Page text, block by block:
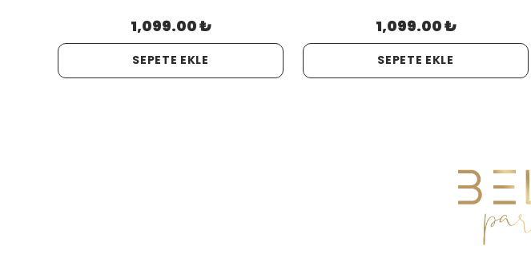
1,099.00 ₺
SEPETE EKLE
1,099.00 ₺
SEPETE EKLE